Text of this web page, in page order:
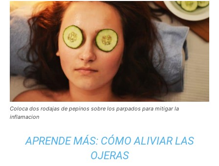
Coloca dos rodajas de pepinos sobre los parpados para mitigar la
inflamacion
APRENDE MÁS: CÓMO ALIVIAR LAS
OJERAS